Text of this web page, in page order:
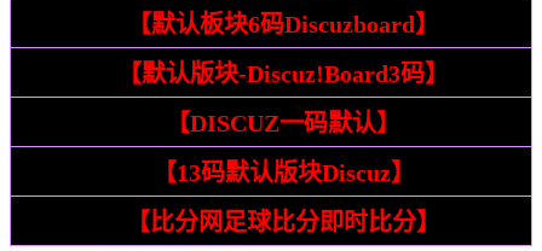
【默认板块6码Discuzboard】
【默认版块-Discuz!Board3码】
【DISCUZ一码默认】
【13码默认版块Discuz】
【比分网足球比分即时比分】